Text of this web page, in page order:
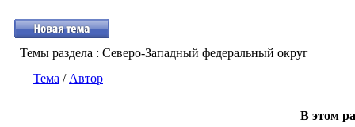
Темы раздела : Северо-Западный федеральный округ
Тема / Автор
В этом